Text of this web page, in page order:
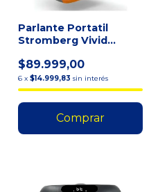
Parlante Portatil
Stromberg Vivid
Naranja
$89.999,00
6 x $14.999,83 sin interés